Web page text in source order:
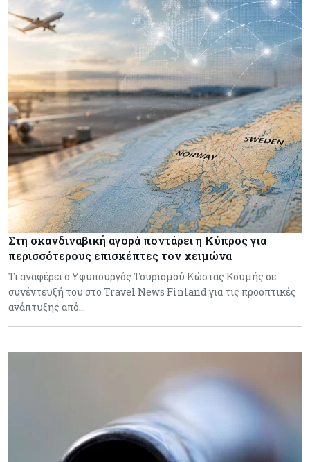
Στη σκανδιναβική αγορά ποντάρει η Κύπρος για
περισσότερους επισκέπτες τον χειμώνα
Τι αναφέρει ο Υφυπουργός Τουρισμού Κώστας Κουμής σε
συνέντευξή του στο Travel News Finland για τις προοπτικές
ανάπτυξης από…